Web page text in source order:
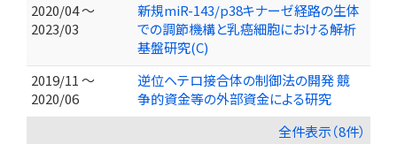
2020/04 ～
2023/03
新規miR-143/p38キナーゼ経路の生体
での調節機構と乳癌細胞における解析
基盤研究(C)
2019/11 ～
2020/06
逆位ヘテロ接合体の制御法の開発 競
争的資金等の外部資金による研究
全件表示（8件）